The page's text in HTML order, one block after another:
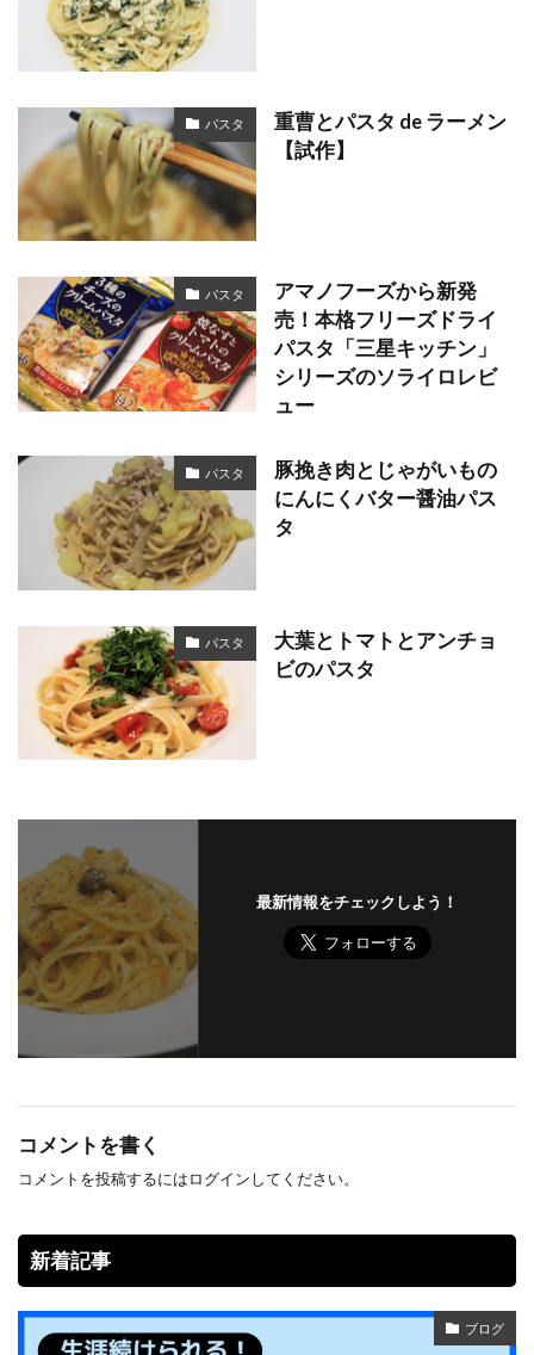
パスタ
重曹とパスタ de ラーメン
【試作】
パスタ
アマノフーズから新発
売！本格フリーズドライ
パスタ「三星キッチン」
シリーズのソライロレビ
ュー
パスタ
豚挽き肉とじゃがいもの
にんにくバター醤油パス
タ
パスタ
大葉とトマトとアンチョ
ビのパスタ
最新情報をチェックしよう！
コメントを書く
コメントを投稿するにはログインしてください。
新着記事
ブログ